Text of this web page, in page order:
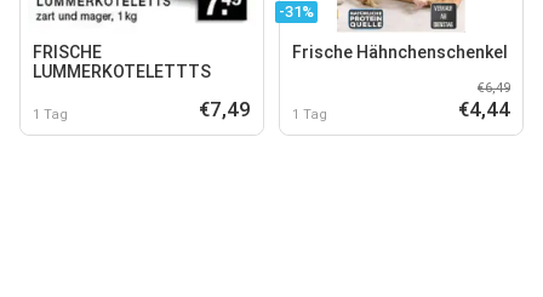
FRISCHE
LUMMERKOTELETTTS
1 Tag €7,49
-31%
Frische Hähnchenschenkel
1 Tag
€6,49
€4,44